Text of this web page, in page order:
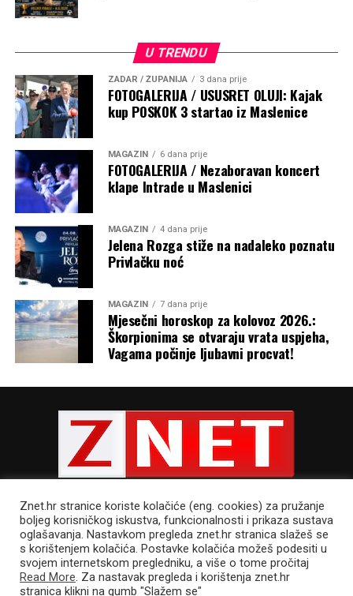
Nadbiskup je upozorio da procesija brodovima ne smije
biti samo vanjski običaj i turistička atrakcija. „Brod koji
kruži oko Gospinog kipa je slika čovjeka koji želi svoj
život usmjeriti prema Bogu. Tada ispovijedamo da ne
želimo ploviti sami, bez smjera i cilja. Potrebna nam je
Marijina blizina i zagovor, njezin primjer vjere.
Marija ne zadržava naše brodice oko sebe. Ona nije cilj
plovidbe, nego nas vodi prema svome Sinu. Njena želja je
da slušamo Krista“, poručio je mons. Zgrablić, dodavši da
nije dovoljno brodicom kružiti oko Gospinog kipa.
„Treba se zapitati oko čega se uistinu okreće moj život –
oko Boga ili samo oko mojih planova, interesa i želja? Je
li Krist kormilo moje životne lađe ili Boga zazivam samo
kada zaprijeti oluja? Slušam li njegovu riječ samo kad mi
odgovara ili joj dopuštam da ispravlja moj smjer, mijenja
moje odluke i oblikuje moje odnose?
U TRENDU
ZADAR / ŽUPANIJA 3 dana prije
FOTOGALERIJA / USUSRET OLUJI: Kajak
kup POSKOK 3 startao iz Maslenice
MAGAZIN 6 dana prije
FOTOGALERIJA / Nezaboravan koncert
klape Intrade u Maslenici
MAGAZIN 4 dana prije
Jelena Rozga stiže na nadaleko poznatu
Privlačku noć
MAGAZIN 7 dana prije
Mjesečni horoskop za kolovoz 2026.:
Škorpionima se otvaraju vrata uspjeha,
Vagama počinje ljubavni procvat!
POLITIKA PRIVATNOSTI UVJETI KORIŠTENJA
IMPRESSUM
CJENIK OGLAŠAVANJA
Znet.hr stranice koriste kolačiće (eng. cookies) za pružanje
boljeg korisničkog iskustva, funkcionalnosti i prikaza sustava
oglašavanja. Nastavkom pregleda znet.hr stranica slažeš se
s korištenjem kolačića. Postavke kolačića možeš podesiti u
svojem internetskom pregledniku, a više o tome pročitaj
Read More. Za nastavak pregleda i korištenja znet.hr
stranica klikni na gumb "Slažem se"